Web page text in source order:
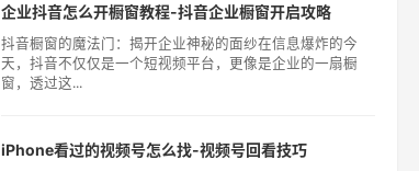
企业抖音怎么开橱窗教程-抖音企业橱窗开启攻略
抖音橱窗的魔法门：揭开企业神秘的面纱在信息爆炸的今
天，抖音不仅仅是一个短视频平台，更像是企业的一扇橱
窗，透过这...
iPhone看过的视频号怎么找-视频号回看技巧